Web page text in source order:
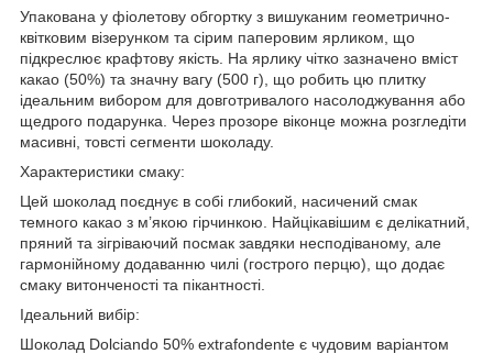
Упакована у фіолетову обгортку з вишуканим геометрично-
квітковим візерунком та сірим паперовим ярликом, що
підкреслює крафтову якість. На ярлику чітко зазначено вміст
какао (50%) та значну вагу (500 г), що робить цю плитку
ідеальним вибором для довготривалого насолоджування або
щедрого подарунка. Через прозоре віконце можна розгледіти
масивні, товсті сегменти шоколаду.
Характеристики смаку:
Цей шоколад поєднує в собі глибокий, насичений смак
темного какао з м’якою гірчинкою. Найцікавішим є делікатний,
пряний та зігріваючий посмак завдяки несподіваному, але
гармонійному додаванню чилі (гострого перцю), що додає
смаку витонченості та пікантності.
Ідеальний вибір:
Шоколад Dolciando 50% extrafondente є чудовим варіантом